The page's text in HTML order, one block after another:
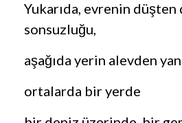
Yukarıda, evrenin düşten
sonsuzluğu,
aşağıda yerin alevden
ortalarda bir yerde